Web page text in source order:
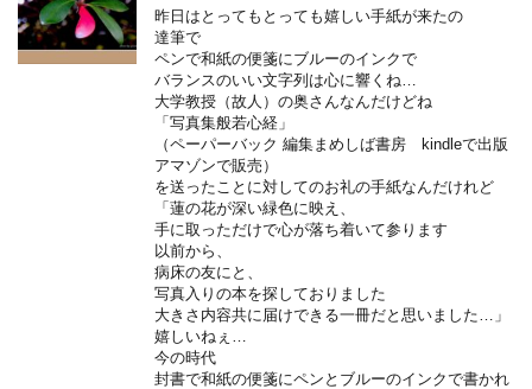
昨日はとってもとっても嬉しい手紙が来たの
達筆で
ペンで和紙の便箋にブルーのインクで
バランスのいい文字列は心に響くね…
大学教授（故人）の奥さんなんだけどね
「写真集般若心経」
（ペーパーバック 編集まめしば書房 kindleで出版
アマゾンで販売）
を送ったことに対してのお礼の手紙なんだけれど
「蓮の花が深い緑色に映え、
手に取っただけで心が落ち着いて参ります
以前から、
病床の友にと、
写真入りの本を探しておりました
大きさ内容共に届けできる一冊だと思いました…」
嬉しいねぇ…
今の時代
封書で和紙の便箋にペンとブルーのインクで書かれ